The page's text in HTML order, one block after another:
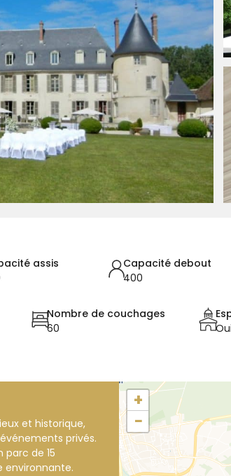
assis
Capacité debout
400
Nombre de couchages
60
Oui
et historique,
privés.
de 15
environnante.
+
−